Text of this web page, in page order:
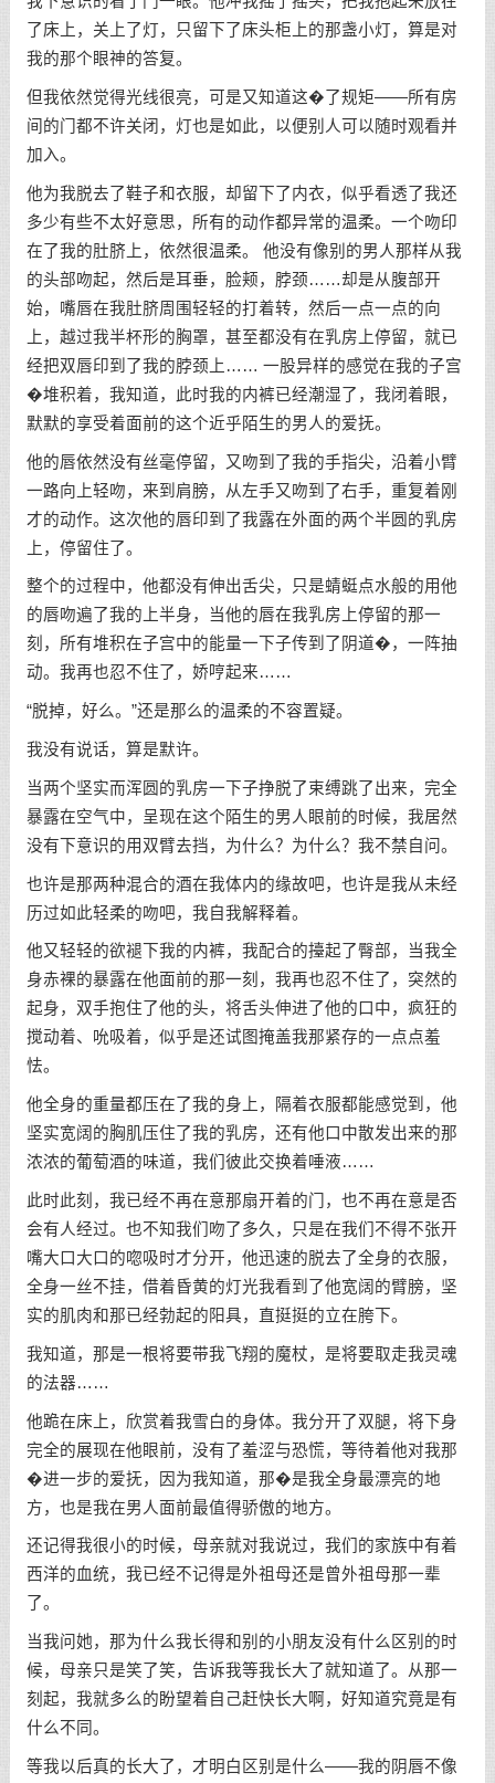
了床上，关上了灯，只留下了床头柜上的那盏小灯，算是对
我的那个眼神的答复。
但我依然觉得光线很亮，可是又知道这�了规矩——所有房
间的门都不许关闭，灯也是如此，以便别人可以随时观看并
加入。
他为我脱去了鞋子和衣服，却留下了内衣，似乎看透了我还
多少有些不太好意思，所有的动作都异常的温柔。一个吻印
在了我的肚脐上，依然很温柔。 他没有像别的男人那样从我
的头部吻起，然后是耳垂，脸颊，脖颈……却是从腹部开
始，嘴唇在我肚脐周围轻轻的打着转，然后一点一点的向
上，越过我半杯形的胸罩，甚至都没有在乳房上停留，就已
经把双唇印到了我的脖颈上…… 一股异样的感觉在我的子宫
�堆积着，我知道，此时我的内裤已经潮湿了，我闭着眼，
默默的享受着面前的这个近乎陌生的男人的爱抚。
他的唇依然没有丝毫停留，又吻到了我的手指尖，沿着小臂
一路向上轻吻，来到肩膀，从左手又吻到了右手，重复着刚
才的动作。这次他的唇印到了我露在外面的两个半圆的乳房
上，停留住了。
整个的过程中，他都没有伸出舌尖，只是蜻蜓点水般的用他
的唇吻遍了我的上半身，当他的唇在我乳房上停留的那一
刻，所有堆积在子宫中的能量一下子传到了阴道�，一阵抽
动。我再也忍不住了，娇哼起来……
“脱掉，好么。”还是那么的温柔的不容置疑。
我没有说话，算是默许。
当两个坚实而浑圆的乳房一下子挣脱了束缚跳了出来，完全
暴露在空气中，呈现在这个陌生的男人眼前的时候，我居然
没有下意识的用双臂去挡，为什么？为什么？我不禁自问。
也许是那两种混合的酒在我体内的缘故吧，也许是我从未经
历过如此轻柔的吻吧，我自我解释着。
他又轻轻的欲褪下我的内裤，我配合的擡起了臀部，当我全
身赤裸的暴露在他面前的那一刻，我再也忍不住了，突然的
起身，双手抱住了他的头，将舌头伸进了他的口中，疯狂的
搅动着、吮吸着，似乎是还试图掩盖我那紧存的一点点羞
怯。
他全身的重量都压在了我的身上，隔着衣服都能感觉到，他
坚实宽阔的胸肌压住了我的乳房，还有他口中散发出来的那
浓浓的葡萄酒的味道，我们彼此交换着唾液……
此时此刻，我已经不再在意那扇开着的门，也不再在意是否
会有人经过。也不知我们吻了多久，只是在我们不得不张开
嘴大口大口的唿吸时才分开，他迅速的脱去了全身的衣服，
全身一丝不挂，借着昏黄的灯光我看到了他宽阔的臂膀，坚
实的肌肉和那已经勃起的阳具，直挺挺的立在胯下。
我知道，那是一根将要带我飞翔的魔杖，是将要取走我灵魂
的法器……
他跪在床上，欣赏着我雪白的身体。我分开了双腿，将下身
完全的展现在他眼前，没有了羞涩与恐慌，等待着他对我那
�进一步的爱抚，因为我知道，那�是我全身最漂亮的地
方，也是我在男人面前最值得骄傲的地方。
还记得我很小的时候，母亲就对我说过，我们的家族中有着
西洋的血统，我已经不记得是外祖母还是曾外祖母那一辈
了。
当我问她，那为什么我长得和别的小朋友没有什么区别的时
候，母亲只是笑了笑，告诉我等我长大了就知道了。从那一
刻起，我就多么的盼望着自己赶快长大啊，好知道究竟是有
什么不同。
等我以后真的长大了，才明白区别是什么——我的阴唇不像